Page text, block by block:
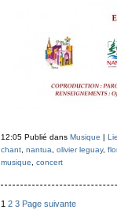
12:05 Publié dans Musique |
chant, nantua olivier leguay,
musique
concert
1 2 3 Page suivante